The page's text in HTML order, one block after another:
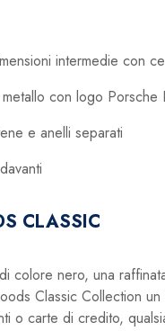
intermedie con
con logo Porsche
e anelli separati
CLASSIC
colore nero, una
Classic Collection
o carte di credito,